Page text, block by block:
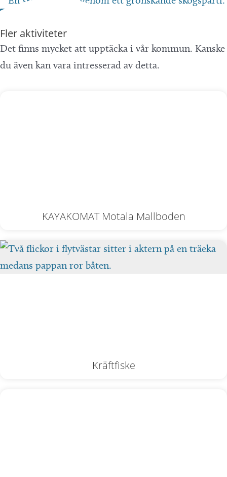
Fler aktiviteter
Det finns mycket att upptäcka i vår kommun. Kanske
du även kan vara intresserad av detta.
KAYAKOMAT Motala Mallboden
Kräftfiske